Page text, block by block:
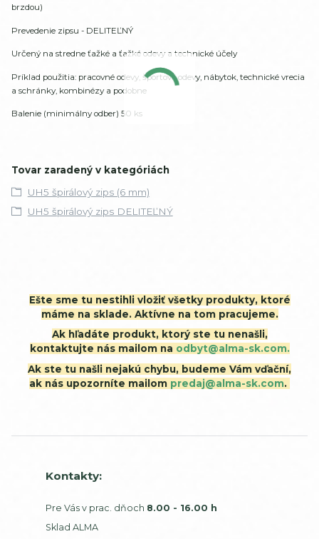
brzdou)
Prevedenie zipsu - DELITEĽNÝ
Určený na stredne ťažké a ťažké odevy a technické účely
Príklad použitia: pracovné odevy, športové odevy, nábytok, technické vrecia
a schránky, kombinézy a podobne
Balenie (minimálny odber) 50 ks
Tovar zaradený v kategóriách
UH5 špirálový zips (6 mm)
UH5 špirálový zips DELITEĽNÝ
Ešte sme tu nestihli vložiť všetky produkty, ktoré
máme na sklade. Aktívne na tom pracujeme.
Ak hľadáte produkt, ktorý ste tu nenašli,
kontaktujte nás mailom na odbyt@alma-sk.com.
Ak ste tu našli nejakú chybu, budeme Vám vďační,
ak nás upozorníte mailom predaj@alma-sk.com.
Kontakty:
Pre Vás v prac. dňoch 8.00 - 16.00 h
Sklad ALMA